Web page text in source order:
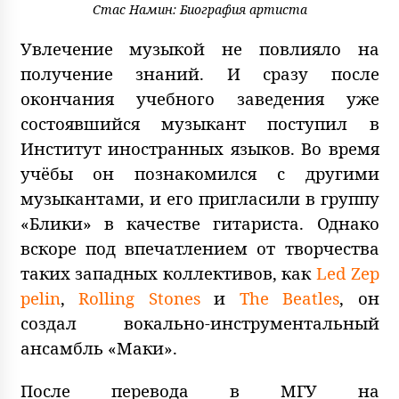
Стас Намин: Биография артиста
Увлечение музыкой не повлияло на
получение знаний. И сразу после
окончания учебного заведения уже
состоявшийся музыкант поступил в
Институт иностранных языков. Во время
учёбы он познакомился с другими
музыкантами, и его пригласили в группу
«Блики» в качестве гитариста. Однако
вскоре под впечатлением от творчества
таких западных коллективов, как Led Zep
pelin, Rolling Stonesи The Beatles, он
создал вокально-инструментальный
ансамбль «Маки».
После перевода в МГУ на